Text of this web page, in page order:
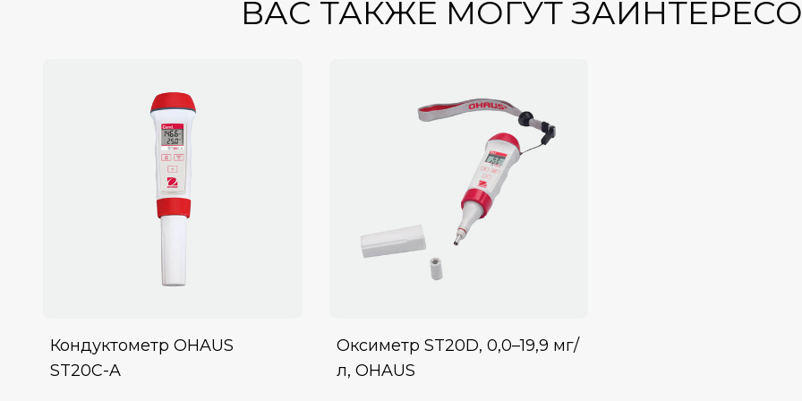
ВАС ТАКЖЕ МОГУТ
Кондуктометр OHAUS
ST20C-A
Оксиметр ST20D, 0,0–19,9 мг/
л, OHAUS